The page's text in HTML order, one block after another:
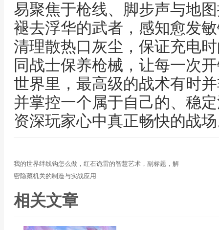
易聚焦于枪线、脚步声与地
褪去浮华的武者，感知愈发
清理散热口灰尘，保证充电
同战士保养枪械，让每一次
世界里，最高级的战术有时
并掌控一个属于自己的、稳
资深玩家心中真正畅快的战
我的世界绊线钩怎么做，红石诡雷的智慧艺术，副标题，解
密隐藏机关的制造与实战应用
相关文章